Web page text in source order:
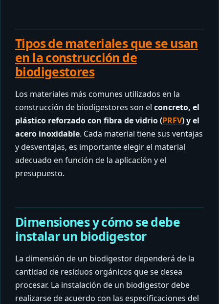
Tipos de materiales que se usan
en la construcción de
biodigestores
Los materiales más comunes utilizados en la
construcción de biodigestores son el concreto, el
plástico reforzado con fibra de vidrio (PRFV) y el
acero inoxidable. Cada material tiene sus ventajas
y desventajas, es importante elegir el material
adecuado en función de la aplicación y el
presupuesto.
Dimensiones y cómo se debe
instalar un biodigestor
La dimensión de un biodigestor dependerá de la
cantidad de residuos orgánicos que se desea
procesar. La instalación de un biodigestor debe
realizarse de acuerdo con las especificaciones del